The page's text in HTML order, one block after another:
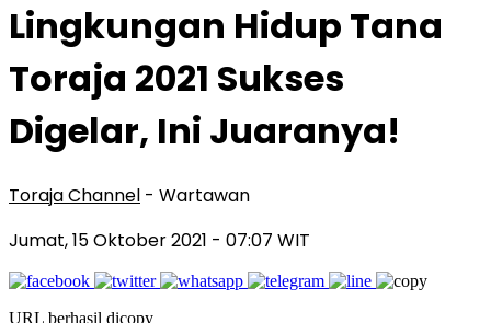
Lingkungan Hidup Tana
Toraja 2021 Sukses
Digelar, Ini Juaranya!
Toraja Channel - Wartawan
Jumat, 15 Oktober 2021 - 07:07 WIT
URL berhasil dicopy